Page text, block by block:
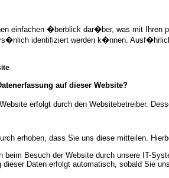
einfachen �berblick dar�ber, was mit Ihren
identifiziert werden k�nnen.
auf dieser Website?
erfolgt durch den Websitebetreiber.
erhoben, dass Sie uns diese mitteilen.
beim Besuch der Website durch unsere IT-
Daten erfolgt automatisch, sobald Sie